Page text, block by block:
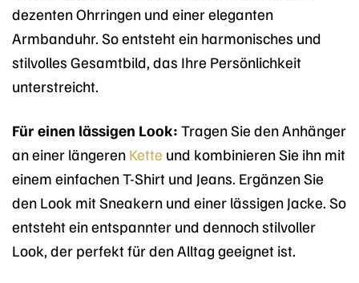
dezenten Ohrringen und einer eleganten
Armbanduhr. So entsteht ein harmonisches und
stilvolles Gesamtbild, das Ihre Persönlichkeit
unterstreicht.
Für einen lässigen Look: Tragen Sie den Anhänger
an einer längeren Kette und kombinieren Sie ihn mit
einem einfachen T-Shirt und Jeans. Ergänzen Sie
den Look mit Sneakern und einer lässigen Jacke. So
entsteht ein entspannter und dennoch stilvoller
Look, der perfekt für den Alltag geeignet ist.